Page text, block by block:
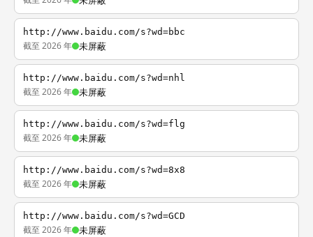
http://www.baidu.com/s?wd=bbc
截至 2026 年 未屏蔽
http://www.baidu.com/s?wd=nhl
截至 2026 年 未屏蔽
http://www.baidu.com/s?wd=flg
截至 2026 年 未屏蔽
http://www.baidu.com/s?wd=8x8
截至 2026 年 未屏蔽
http://www.baidu.com/s?wd=GCD
截至 2026 年 未屏蔽